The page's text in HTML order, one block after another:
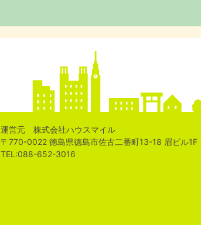
運営元 株式会社ハウスマイル
〒770-0022 徳島県徳島市佐古二番町13-18 眉ビル1F
TEL:088-652-3016